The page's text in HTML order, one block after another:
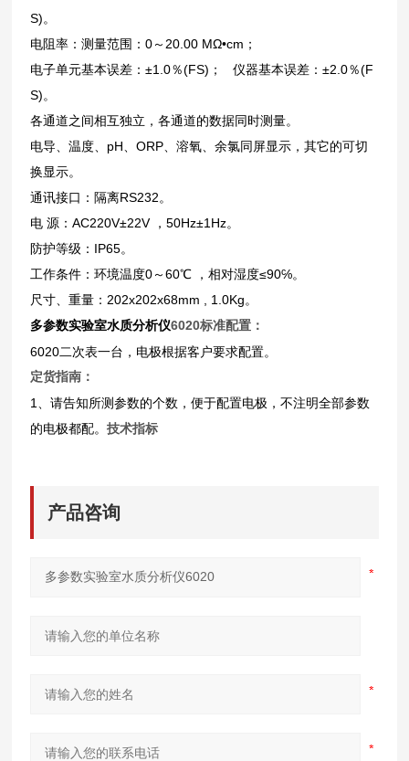
S)。
电阻率：测量范围：0～20.00 MΩ•cm；
电子单元基本误差：±1.0％(FS)； 仪器基本误差：±2.0％(F
S)。
各通道之间相互独立，各通道的数据同时测量。
电导、温度、pH、ORP、溶氧、余氯同屏显示，其它的可切
换显示。
通讯接口：隔离RS232。
电 源：AC220V±22V ，50Hz±1Hz。
防护等级：IP65。
工作条件：环境温度0～60℃
，相对湿度≤90℅。
尺寸、重量：202x202x68mm , 1.0Kg。
多参数实验室水质分析仪6020标准配置：
6020二次表一台，电极根据客户要求配置。
定货指南：
1
、请告知所测参数的个数，便于配置电极，不注明全部参数
的电极都配。技术指标
产品咨询